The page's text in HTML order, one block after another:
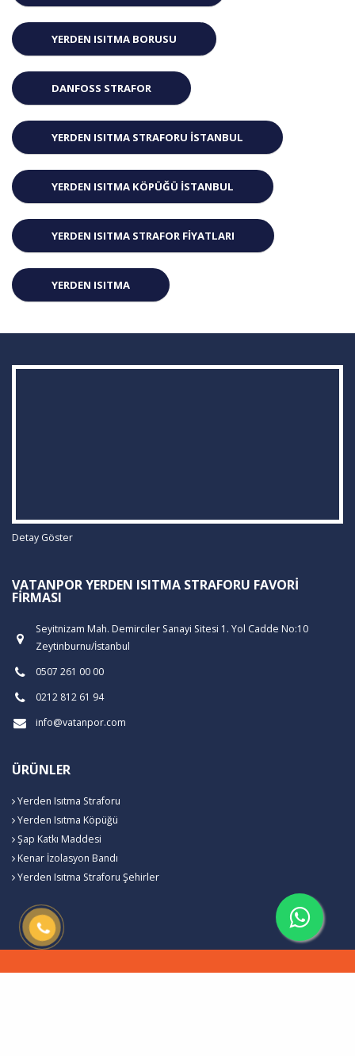
YERDEN ISITMA BORUSU
DANFOSS STRAFOR
YERDEN ISITMA STRAFORU ISTANBUL
YERDEN ISITMA KÖPÜĞÜ ISTANBUL
YERDEN ISITMA STRAFOR FIYATLARI
YERDEN ISITMA
Detay Göster
VATANPOR YERDEN ISITMA STRAFORU FAVORI
FIRMASI
Seyitnizam Mah. Demirciler Sanayi Sitesi 1. Yol Cadde No:10
Zeytinburnu/İstanbul
0507 261 00 00
0212 812 61 94
info@vatanpor.com
ÜRÜNLER
Yerden Isıtma Straforu
Yerden Isıtma Köpüğü
Şap Katkı Maddesi
Kenar İzolasyon Bandı
Yerden Isıtma Straforu Şehirler